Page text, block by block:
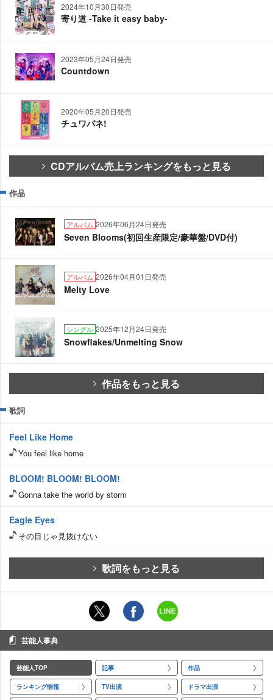
2024年10月30日発売
寄り道 -Take it easy baby-
2023年05月24日発売
Countdown
2020年05月20日発売
チュワパネ!
CDアルバム売上ランキングをもっと見る
作品
アルバム 2026年06月24日発売
Seven Blooms(初回生産限定/豪華盤/DVD付)
アルバム 2026年04月01日発売
Melty Love
シングル 2025年12月24日発売
Snowflakes/Unmelting Snow
作品をもっと見る
歌詞
Feel Like Home
You feel like home
BLOOM! BLOOM! BLOOM!
Gonna take the world by storm
Eagle Eyes
その目じゃ見抜けない
歌詞をもっと見る
芸能人事典
芸能人TOP 記事 作品
ランキング情報 TV出演 ドラマ出演